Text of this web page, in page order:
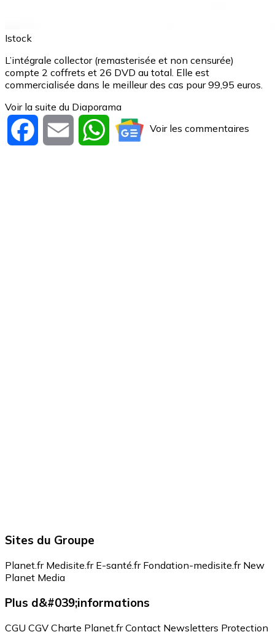
Istock
L’intégrale collector (remasterisée et non censurée)
compte 2 coffrets et 26 DVD au total. Elle est
commercialisée dans le meilleur des cas pour 99,95 euros.
Voir la suite du Diaporama
Facebook Email WhatsAppVoir les commentaires
Sites du Groupe
Planet.fr Medisite.fr E-santé.fr Fondation-medisite.fr New
Planet Media
Plus d&#039;informations
CGU CGV Charte Planet.fr Contact Newsletters Protection